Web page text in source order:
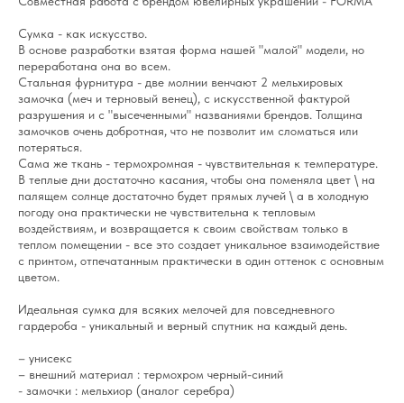
Сумка - как искусство.
В основе разработки взятая форма нашей "малой" модели, но
переработана она во всем.
Стальная фурнитура - две молнии венчают 2 мельхировых
замочка (меч и терновый венец), с искусственной фактурой
разрушения и с "высеченными" названиями брендов. Толщина
замочков очень добротная, что не позволит им сломаться или
потеряться.
Сама же ткань - термохромная - чувствительная к температуре.
В теплые дни достаточно касания, чтобы она поменяла цвет \ на
палящем солнце достаточно будет прямых лучей \ а в холодную
погоду она практически не чувствительна к тепловым
воздействиям, и возвращается к своим свойствам только в
теплом помещении - все это создает уникальное взаимодействие
с принтом, отпечатанным практически в один оттенок с основным
цветом.
Идеальная сумка для всяких мелочей для повседневного
гардероба - уникальный и верный спутник на каждый день.
– унисекс
– внешний материал : термохром черный-синий
- замочки : мельхиор (аналог серебра)